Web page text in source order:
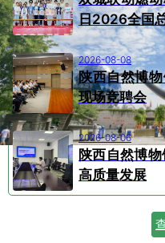
日2026全国
2026-08-08
陕西自然博
现场竞聘会
2026-08-06
陕西自然博物
高质量发展